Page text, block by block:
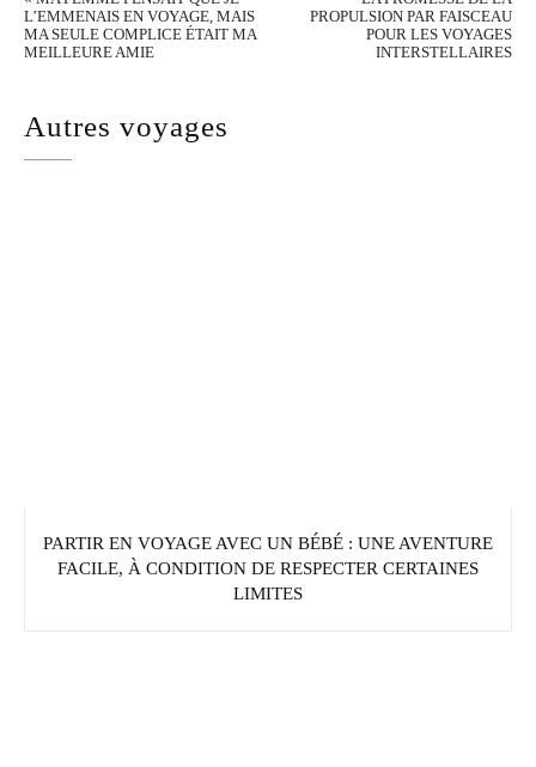
L’EMMENAIS EN VOYAGE, MAIS
MA SEULE COMPLICE ÉTAIT MA
MEILLEURE AMIE
PROPULSION PAR FAISCEAU
POUR LES VOYAGES
INTERSTELLAIRES
Autres voyages
PARTIR EN VOYAGE AVEC UN BÉBÉ : UNE AVENTURE
FACILE, À CONDITION DE RESPECTER CERTAINES
LIMITES